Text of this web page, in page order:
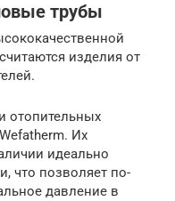
трубы
изделия от
отопительных
Их
идеально
что позволяет по-
давление в